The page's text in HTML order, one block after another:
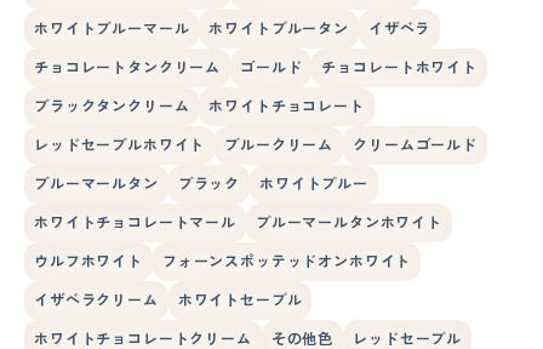
ホワイトブルーマール ホワイトブルータン イザベラ
チョコレートタンクリーム ゴールド チョコレートホワイト
ブラックタンクリーム ホワイトチョコレート
レッドセーブルホワイト ブルークリーム クリームゴールド
ブルーマールタン ブラック ホワイトブルー
ホワイトチョコレートマール ブルーマールタンホワイト
ウルフホワイト フォーンスポッテッドオンホワイト
イザベラクリーム ホワイトセーブル
ホワイトチョコレートクリーム その他色 レッドセーブル